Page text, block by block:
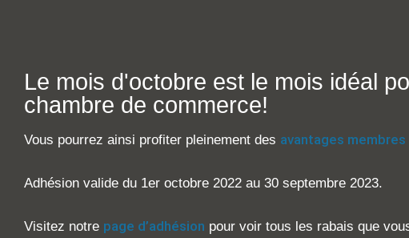
Le mois d'octobre est le mois idéal
chambre de commerce!
Vous pourrez ainsi profiter pleinement des avantages membres
Adhésion valide du 1er octobre 2022 au 30 septembre 2023.
Visitez notre page d’adhésion pour voir tous les rabais que